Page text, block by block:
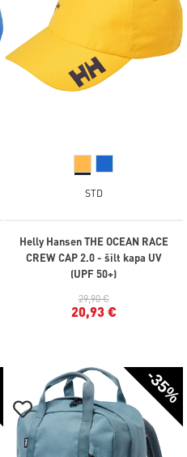
STD
Helly Hansen THE OCEAN RACE
CREW CAP 2.0 - šilt kapa UV
(UPF 50+)
29,90 €
20,93 €
-35%